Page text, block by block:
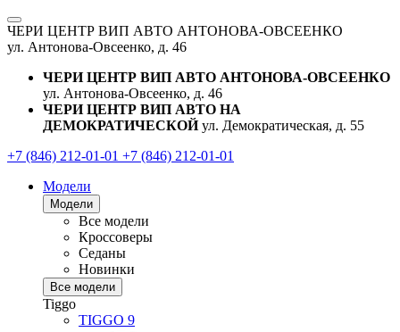
ЧЕРИ ЦЕНТР ВИП АВТО АНТОНОВА-ОВСЕЕНКО
ул. Антонова-Овсеенко, д. 46
ЧЕРИ ЦЕНТР ВИП АВТО АНТОНОВА-ОВСЕЕНКО
ул. Антонова-Овсеенко, д. 46
ЧЕРИ ЦЕНТР ВИП АВТО НА
ДЕМОКРАТИЧЕСКОЙ ул. Демократическая, д. 55
+7 (846) 212-01-01 +7 (846) 212-01-01
Модели
Модели
Все модели
Кроссоверы
Седаны
Новинки
Все модели
Tiggo
TIGGO 9